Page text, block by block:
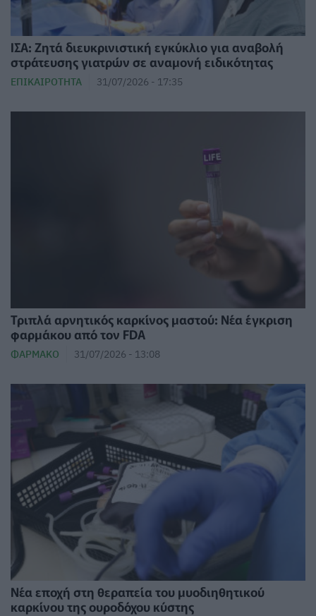
ΙΣΑ: Ζητά διευκρινιστική εγκύκλιο για αναβολή
στράτευσης γιατρών σε αναμονή ειδικότητας
ΕΠΙΚΑΙΡΌΤΗΤΑ 31/07/2026 - 17:35
Τριπλά αρνητικός καρκίνος μαστού: Νέα έγκριση
φαρμάκου από τον FDA
ΦΆΡΜΑΚΟ 31/07/2026 - 13:08
Νέα εποχή στη θεραπεία του μυοδιηθητικού
καρκίνου της ουροδόχου κύστης